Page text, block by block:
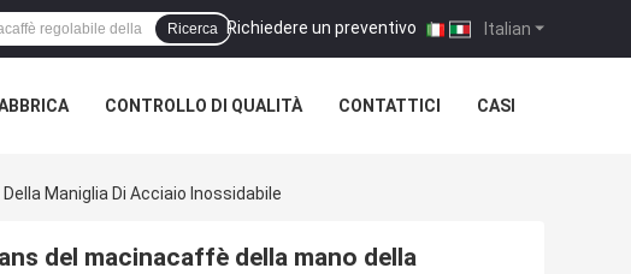
Italian
Richiedere un preventivo |
Ricerca
CONTROLLO DI QUALITÀ CONTATTICI CASI
Maniglia Di Acciaio Inossidabile
del macinacaffè della mano della